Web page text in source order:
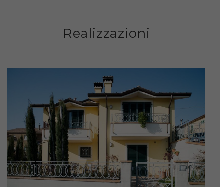
Realizzazioni